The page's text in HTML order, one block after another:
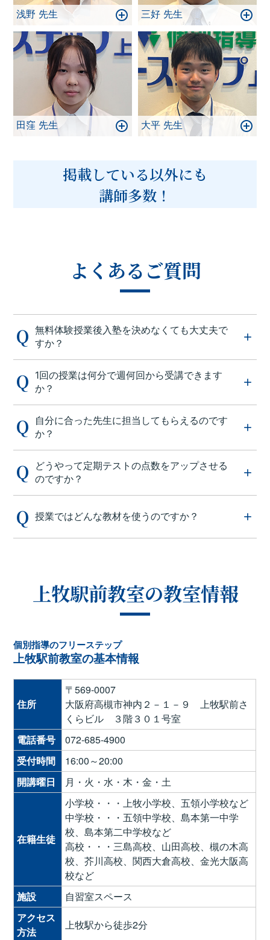
浅野 先生 三好 先生
田窪 先生 大平 先生
掲載している以外にも
講師多数！
よくあるご質問
無料体験授業後入塾を決めなくても大丈夫で
すか？
1回の授業は何分で週何回から受講できます
か？
自分に合った先生に担当してもらえるのです
か？
どうやって定期テストの点数をアップさせる
のですか？
授業ではどんな教材を使うのですか？
上牧駅前教室の教室情報
個別指導のフリーステップ
上牧駅前教室の基本情報
住所
〒569-0007
大阪府高槻市神内２－１－９ 上牧駅前さ
くらビル ３階３０１号室
電話番号
072-685-4900
受付時間
16:00～20:00
開講曜日
月・火・水・木・金・土
在籍生徒
小学校・・・上牧小学校、五領小学校など
中学校・・・五領中学校、島本第一中学
校、島本第二中学校など
高校・・・三島高校、山田高校、槻の木高
校、芥川高校、関西大倉高校、金光大阪高
校など
施設
自習室スペース
アクセス
方法
上牧駅から徒歩2分